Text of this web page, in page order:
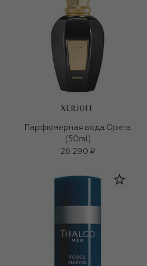
XERJOFF
Парфюмерная вода Opera
(50ml)
26 290 ₽